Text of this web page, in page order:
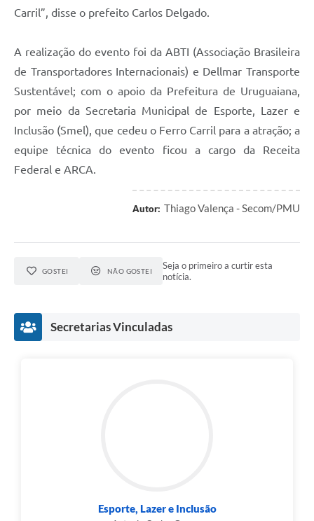
Carril”, disse o prefeito Carlos Delgado.
A realização do evento foi da ABTI (Associação Brasileira
de Transportadores Internacionais) e Dellmar Transporte
Sustentável; com o apoio da Prefeitura de Uruguaiana,
por meio da Secretaria Municipal de Esporte, Lazer e
Inclusão (Smel), que cedeu o Ferro Carril para a atração; a
equipe técnica do evento ficou a cargo da Receita
Federal e ARCA.
Autor: Thiago Valença - Secom/PMU
GOSTEI NÃO GOSTEI
Seja o primeiro a curtir esta
notícia.
Secretarias Vinculadas
Esporte, Lazer e Inclusão